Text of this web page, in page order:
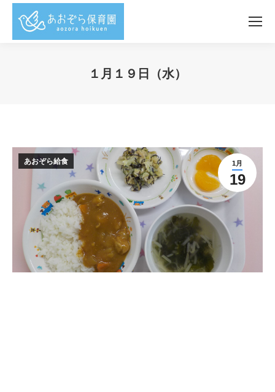
１月１９日（水）
1月
19
あおぞら給食